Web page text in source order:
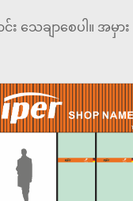
ေချာစေပါ။ အမှား